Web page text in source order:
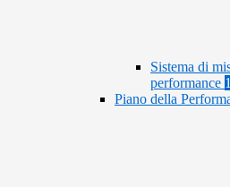
Sistema di
performance 1
Piano della